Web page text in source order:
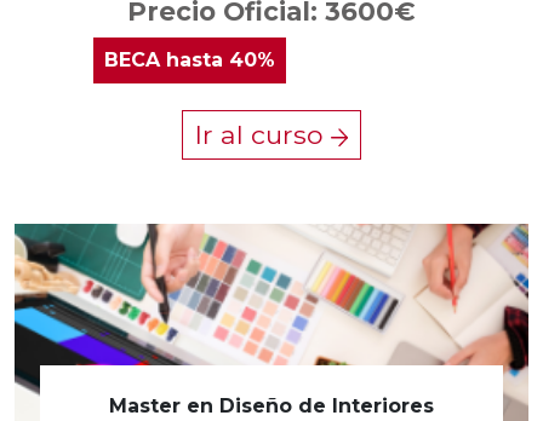
Precio Oficial: 3600€
BECAhasta 40%
Ir al curso
Master en Diseño de Interiores